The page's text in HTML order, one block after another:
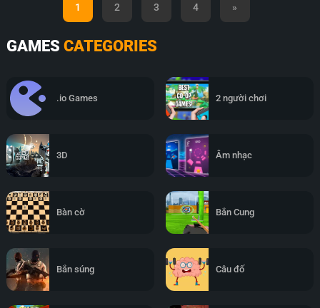
1 2 3 4 »
GAMES CATEGORIES
.io Games 2 người chơi
3D Âm nhạc
Bàn cờ Bắn Cung
Bắn súng Câu đố